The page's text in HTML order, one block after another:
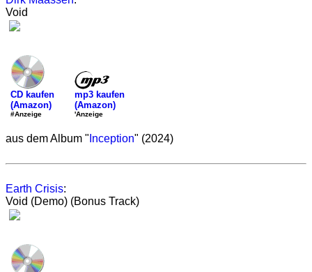
Void
CD kaufen
(Amazon)
#Anzeige
mp3 kaufen
(Amazon)
'Anzeige
aus dem Album " Inception" (2024)
Earth Crisis:
Void (Demo) (Bonus Track)